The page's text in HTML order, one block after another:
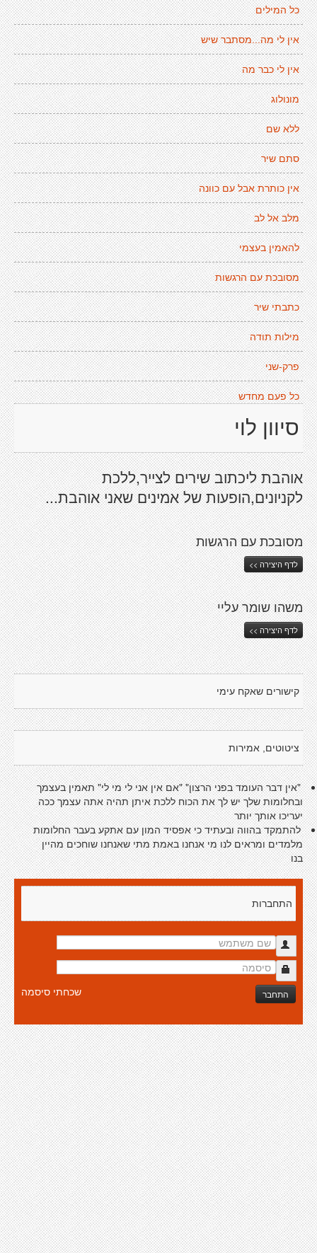
כל המילים
אין לי מה...מסתבר שיש
אין לי כבר מה
מונולוג
ללא שם
סתם שיר
אין כותרת אבל עם כוונה
מלב אל לב
להאמין בעצמי
מסובכת עם הרגשות
כתבתי שיר
מילות תודה
פרק-שני
כל פעם מחדש
סיוון לוי
אוהבת ליכתוב שירים לצייר,ללכת
לקניונים,הופעות של אמינים שאני אוהבת...
מסובכת עם הרגשות
לדף היצירה >>
משהו שומר עליי
לדף היצירה >>
קישורים שאקח עימי
ציטוטים, אמירות
"אין דבר העומד בפני הרצון" "אם אין אני לי מי לי" תאמין בעצמך
ובחלומות שלך יש לך את הכוח ללכת איתן תהיה אתה עצמך ככה
יעריכו אותך יותר
להתמקד בהווה ובעתיד כי אפסיד המון עם אתקע בעבר החלומות
מלמדים ומראים לנו מי אנחנו באמת מתי שאנחנו שוחכים מהיין
בנו
התחברות
התחבר שכחתי סיסמה